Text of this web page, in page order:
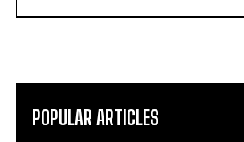
POPULAR ARTICLES